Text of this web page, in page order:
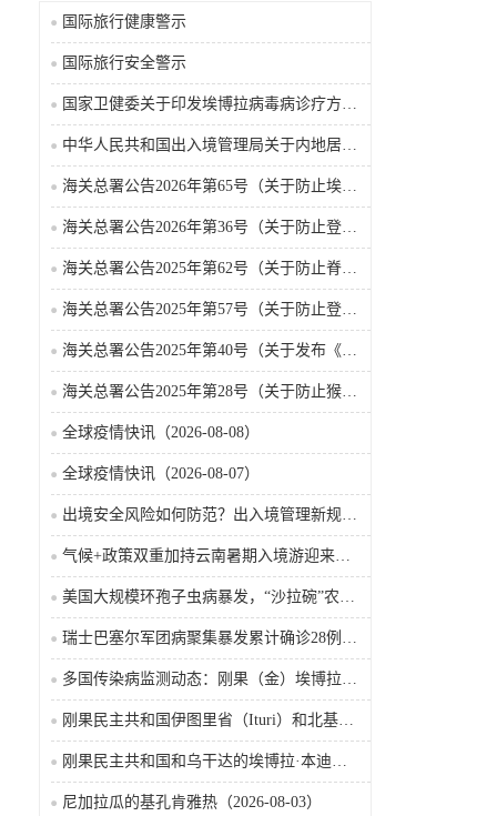
国际旅行健康警示
国际旅行安全警示
国家卫健委关于印发埃博拉病毒病诊疗方案（2026年版）的通知
中华人民共和国出入境管理局关于内地居民前往港澳地区定居审批条件的公告（2026-06-30）
海关总署公告2026年第65号（关于防止埃博拉病毒病疫情传入我国的公告）（2026-05-18）
海关总署公告2026年第36号（关于防止登革热疫情传入我国的公告）
海关总署公告2025年第62号（关于防止脊髓灰质炎疫情传入我国的公告）
海关总署公告2025年第57号（关于防止登革热疫情传入我国的公告）
海关总署公告2025年第40号（关于发布《国境口岸传染病监测实施办法》的公告）
海关总署公告2025年第28号（关于防止猴痘疫情传入我国的公告）
全球疫情快讯（2026-08-08）
全球疫情快讯（2026-08-07）
出境安全风险如何防范？出入境管理新规9月15日起施行
气候+政策双重加持云南暑期入境游迎来热潮
美国大规模环孢子虫病暴发，“沙拉碗”农业生产陷入低迷
瑞士巴塞尔军团病聚集暴发累计确诊28例含死亡病例
多国传染病监测动态：刚果（金）埃博拉确诊突破4000例
刚果民主共和国伊图里省（Ituri）和北基伍省（Nord-Kivu）的埃博拉·本迪布乔病毒病（2026-08-04）
刚果民主共和国和乌干达的埃博拉·本迪布乔病毒病（2026-08-04）
尼加拉瓜的基孔肯雅热（2026-08-03）